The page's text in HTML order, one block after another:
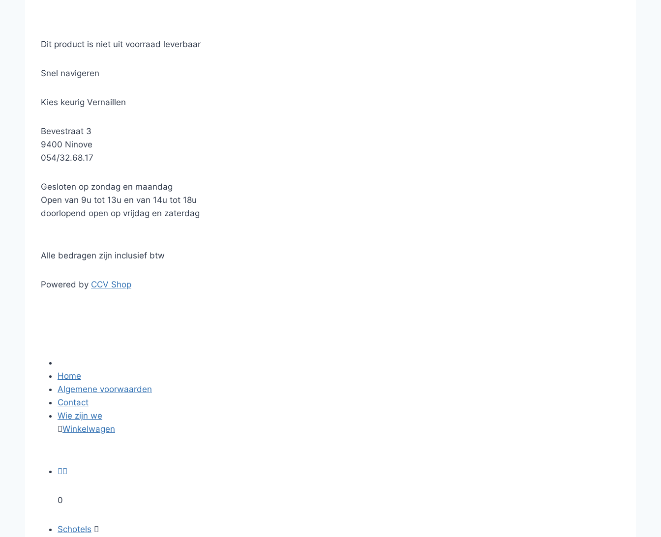
Dit product is niet uit voorraad leverbaar
Snel navigeren
Kies keurig Vernaillen
Bevestraat 3
9400 Ninove
054/32.68.17
Gesloten op zondag en maandag
Open van 9u tot 13u en van 14u tot 18u
doorlopend open op vrijdag en zaterdag
Alle bedragen zijn inclusief btw
Powered by CCV Shop
Home
Algemene voorwaarden
Contact
Wie zijn we
Winkelwagen

0
Schotels 